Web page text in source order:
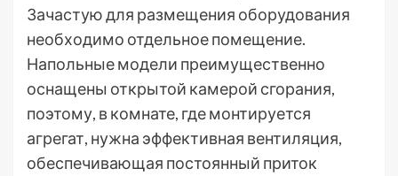
Зачастую для размещения оборудования
необходимо отдельное помещение.
Напольные модели преимущественно
оснащены открытой камерой сгорания,
поэтому, в комнате, где монтируется
агрегат, нужна эффективная вентиляция,
обеспечивающая постоянный приток